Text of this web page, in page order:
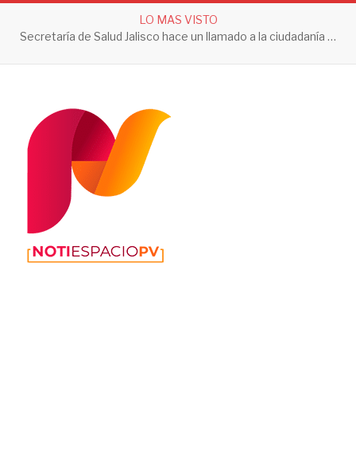
LO MAS VISTO
Secretaría de Salud Jalisco hace un llamado a la ciudadanía a tomar acciones contra el dengue en esta temporada de lluvias